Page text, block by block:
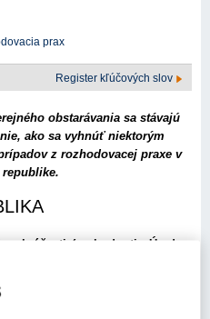
prax
Register kľúčových slov
obstarávania sa stávajú
ako sa vyhnúť niektorým
z rozhodovacej praxe v
účasti (rozhodnutie Úradu
použila postup priameho